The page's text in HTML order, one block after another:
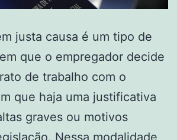
justa causa é um tipo de
que o empregador decide
de trabalho com o
que haja uma justificativa
graves ou motivos
Nessa modalidade,